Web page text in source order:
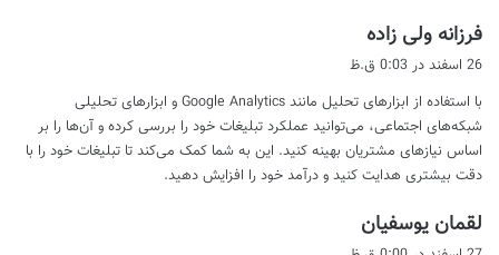
فرزانه ولی زاده
:
26 اسفند در 0:03 ق.ظ
با استفاده از ابزارهای تحلیل مانند Google Analytics و ابزارهای تحلیلی
شبکه‌های اجتماعی، می‌توانید عملکرد تبلیغات خود را بررسی کرده و آن‌ها را بر
اساس نیازهای مشتریان بهینه کنید. این به شما کمک می‌کند تا تبلیغات خود را با
دقت بیشتری هدایت کنید و درآمد خود را افزایش دهید.
لقمان یوسفیان
ف